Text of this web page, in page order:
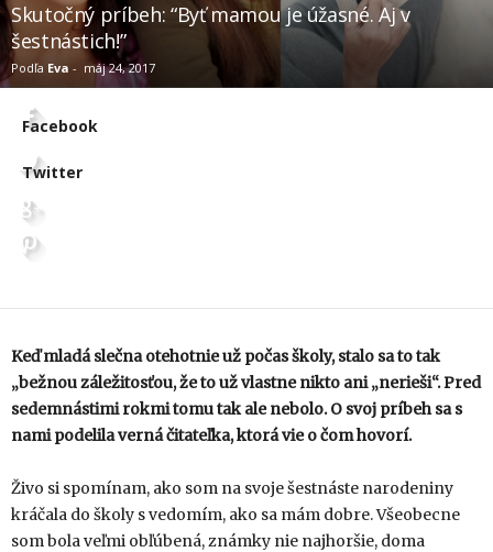
Skutočný príbeh: “Byť mamou je úžasné. Aj v
šestnástich!”
Podľa Eva - máj 24, 2017
Facebook
Twitter
Keď mladá slečna otehotnie už počas školy, stalo sa to tak
„bežnou záležitosťou, že to už vlastne nikto ani „nerieši“. Pred
sedemnástimi rokmi tomu tak ale nebolo. O svoj príbeh sa s
nami podelila verná čitateľka, ktorá vie o čom hovorí.
Živo si spomínam, ako som na svoje šestnáste narodeniny
kráčala do školy s vedomím, ako sa mám dobre. Všeobecne
som bola veľmi obľúbená, známky nie najhoršie, doma